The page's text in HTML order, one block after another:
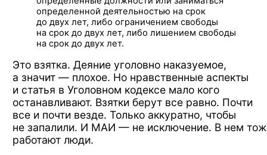
определенной деятельностью на срок
до двух лет, либо ограничением свободы
на срок до двух лет, либо лишением свободы
на срок до двух лет.
Это взятка. Деяние уголовно наказуемое,
а значит — плохое. Но нравственные аспекты
и статья в Уголовном кодексе мало кого
останавливают. Взятки берут все равно. Почти
все и почти везде. Только аккуратно, чтобы
не запалили. И МАИ — не исключение. В нем
работают люди.